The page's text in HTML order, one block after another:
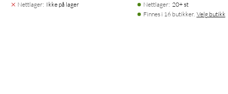
Nettlager: Ikke på lager Nettlager: 20+ st
Finnes i 16 butikker. Velg butikk